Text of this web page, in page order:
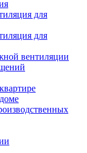
для
для
вентиляции